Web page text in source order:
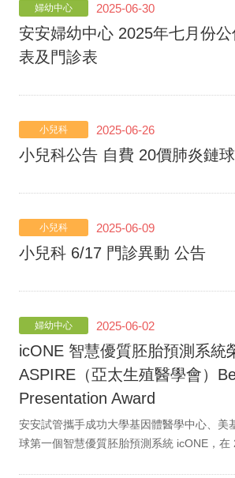
婦幼中心 2025-06-30
安安婦幼中心 2025年七月份
表及門診表
小兒科 2025-06-26
小兒科公告 自費 20價肺炎鏈
小兒科 2025-06-09
小兒科 6/17 門診異動 公告
婦幼中心 2025-06-02
icONE 智慧優質胚胎預測系統
ASPIRE（亞太生殖醫學會）
Presentation Award
安安試管攜手成功大學基因體醫學中心、美
球第一個智慧優質胚胎預測系統 icONE，在